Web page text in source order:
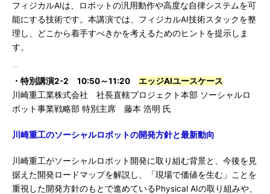
フィジカルAIは、ロボットの汎用動作や高度な自律システムを可
能にする技術です。本講演では、フィジカルAI技術スタックを整
理し、どこから着手すべきかを考えるためのヒントを提示しま
す。
・特別講演2-2 10:50～11:20 エッジAIユースケース
川崎重工業株式会社 社長直轄プロジェクト本部 ソーシャルロ
ボット事業戦略部 特別主席 藤本 浩明 氏
川崎重工のソーシャルロボットの開発方針と最新動向
川崎重工がソーシャルロボット開発に取り組む背景と、今後を見
据えた開発ロードマップを解説し、「現場で価値を生む」ことを
重視した開発方針のもとで進めているPhysical AIの取り組みや、